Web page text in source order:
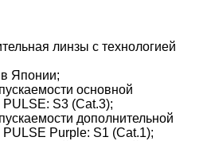
линзы c технологией
Японии;
основной
S3 (Сat.3);
дополнительной
Purple: S1 (Cat.1);